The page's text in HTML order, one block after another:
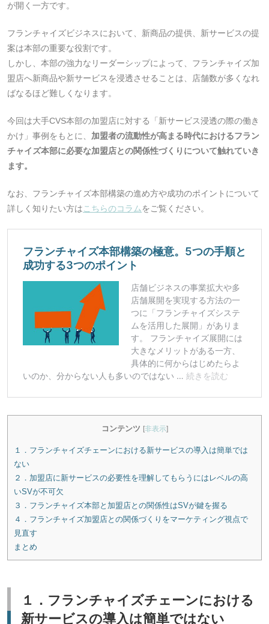
が開く一方です。
フランチャイズビジネスにおいて、新商品の提供、新サービスの提
案は本部の重要な役割です。
しかし、本部の強力なリーダーシップによって、フランチャイズ加
盟店へ新商品や新サービスを浸透させることは、店舗数が多くなれ
ばなるほど難しくなります。
今回は大手CVS本部の加盟店に対する「新サービス浸透の際の働き
かけ」事例をもとに、 加盟者の流動性が高まる時代におけるフラン
チャイズ本部に必要な加盟店との関係性づくりについて触れていき
ます。
なお、フランチャイズ本部構築の進め方や成功のポイントについて
詳しく知りたい方は こちらのコラム をご覧ください。
コンテンツ [非表示]
１．フランチャイズチェーンにおける新サービスの導入は簡単では
ない
２．加盟店に新サービスの必要性を理解してもらうにはレベルの高
いSVが不可欠
３．フランチャイズ本部と加盟店との関係性はSVが鍵を握る
４．フランチャイズ加盟店との関係づくりをマーケティング視点で
見直す
まとめ
１．フランチャイズチェーンにおける
新サービスの導入は簡単ではない